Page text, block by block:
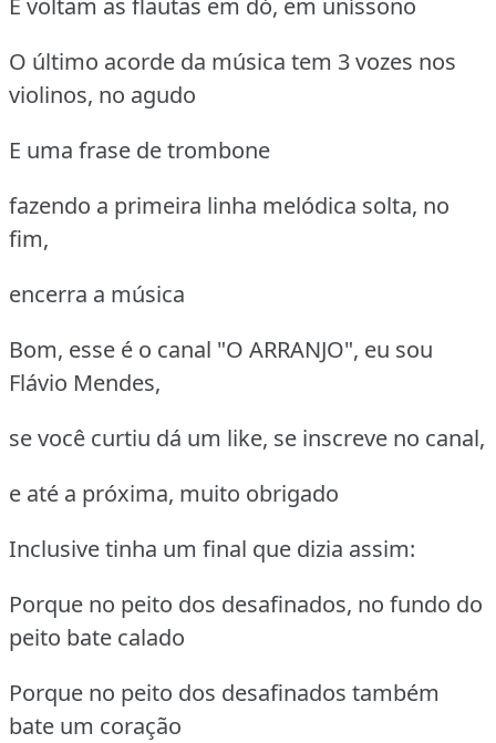
E voltam as flautas em dó, em uníssono
O último acorde da música tem 3 vozes nos
violinos, no agudo
E uma frase de trombone
fazendo a primeira linha melódica solta, no
fim,
encerra a música
Bom, esse é o canal "O ARRANJO", eu sou
Flávio Mendes,
se você curtiu dá um like, se inscreve no canal,
e até a próxima, muito obrigado
Inclusive tinha um final que dizia assim:
Porque no peito dos desafinados, no fundo do
peito bate calado
Porque no peito dos desafinados também
bate um coração